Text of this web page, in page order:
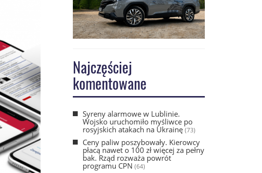
Najczęściej
komentowane
Syreny alarmowe w Lublinie.
Wojsko uruchomiło myśliwce po
rosyjskich atakach na Ukrainę(73)
Ceny paliw poszybowały. Kierowcy
płacą nawet o 100 zł więcej za pełny
bak. Rząd rozważa powrót
programu CPN (64)